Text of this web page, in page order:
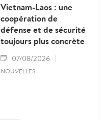
Vietnam-Laos : une
coopération de
défense et de sécurité
toujours plus concrète
07/08/2026
NOUVELLES